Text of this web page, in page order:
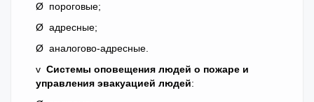
Ø пороговые;
Ø адресные;
Ø аналогово-адресные.
v Системы оповещения людей о пожаре и
управления эвакуацией людей: